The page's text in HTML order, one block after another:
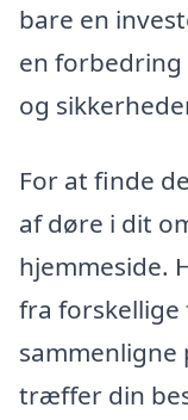
bare en
en forbedring
og
For at finde
af døre i dit
hjemmeside.
fra forskellige
sammenligne
træffer din